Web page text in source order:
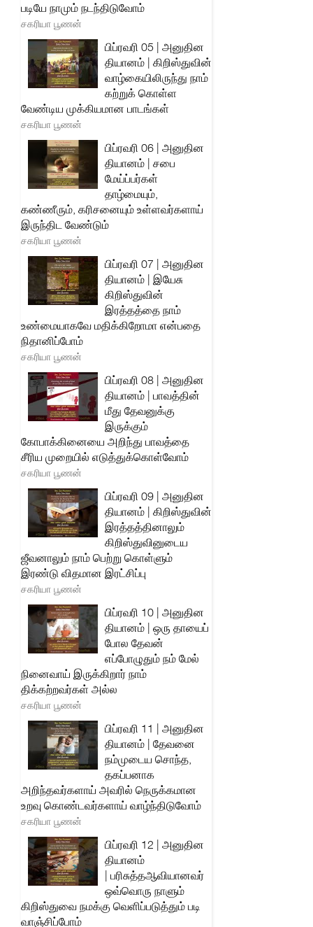
படியே நாமும் நடந்திடுவோம்
சகரியா பூணன்
பிப்ரவரி 05 | அனுதின
தியானம் | கிறிஸ்துவின்
வாழ்கையிலிருந்து நாம்
கற்றுக் கொள்ள
வேண்டிய முக்கியமான பாடங்கள்
சகரியா பூணன்
பிப்ரவரி 06 | அனுதின
தியானம் | சபை
மேய்ப்பர்கள்
தாழ்மையும்,
கண்ணீரும், கரிசனையும் உள்ளவர்களாய்
இருந்திட வேண்டும்
சகரியா பூணன்
பிப்ரவரி 07 | அனுதின
தியானம் | இயேசு
கிறிஸ்துவின்
இரத்தத்தை நாம்
உண்மையாகவே மதிக்கிறோமா என்பதை
நிதானிப்போம்
சகரியா பூணன்
பிப்ரவரி 08 | அனுதின
தியானம் | பாவத்தின்
மீது தேவனுக்கு
இருக்கும்
கோபாக்கினையை அறிந்து பாவத்தை
சீரிய முறையில் எடுத்துக்கொள்வோம்
சகரியா பூணன்
பிப்ரவரி 09 | அனுதின
தியானம் | கிறிஸ்துவின்
இரத்தத்தினாலும்
கிறிஸ்துவினுடைய
ஜீவனாலும் நாம் பெற்று கொள்ளும்
இரண்டு விதமான இரட்சிப்பு
சகரியா பூணன்
பிப்ரவரி 10 | அனுதின
தியானம் | ஒரு தாயைப்
போல தேவன்
எப்போழுதும் நம் மேல்
நினைவாய் இருக்கிறார் நாம்
திக்கற்றவர்கள் அல்ல
சகரியா பூணன்
பிப்ரவரி 11 | அனுதின
தியானம் | தேவனை
நம்முடைய சொந்த,
தகப்பனாக
அறிந்தவர்களாய் அவரில் நெருக்கமான
உறவு கொண்டவர்களாய் வாழ்ந்திடுவோம்
சகரியா பூணன்
பிப்ரவரி 12 | அனுதின
தியானம்
| பரிசுத்தஆவியானவர்
ஒவ்வொரு நாளும்
கிறிஸ்துவை நமக்கு வெளிப்படுத்தும் படி
வாஞ்சிப்போம்